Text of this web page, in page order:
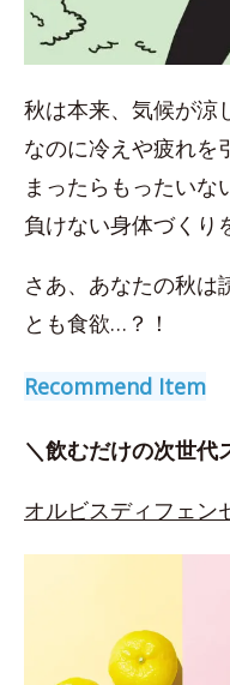
秋は本来、気候が涼
なのに冷えや疲れを
まったらもったいな
負けない身体づくり
さあ、あなたの秋は
とも食欲…？！
Recommend Item
＼飲むだけの次世代
オルビスディフェン